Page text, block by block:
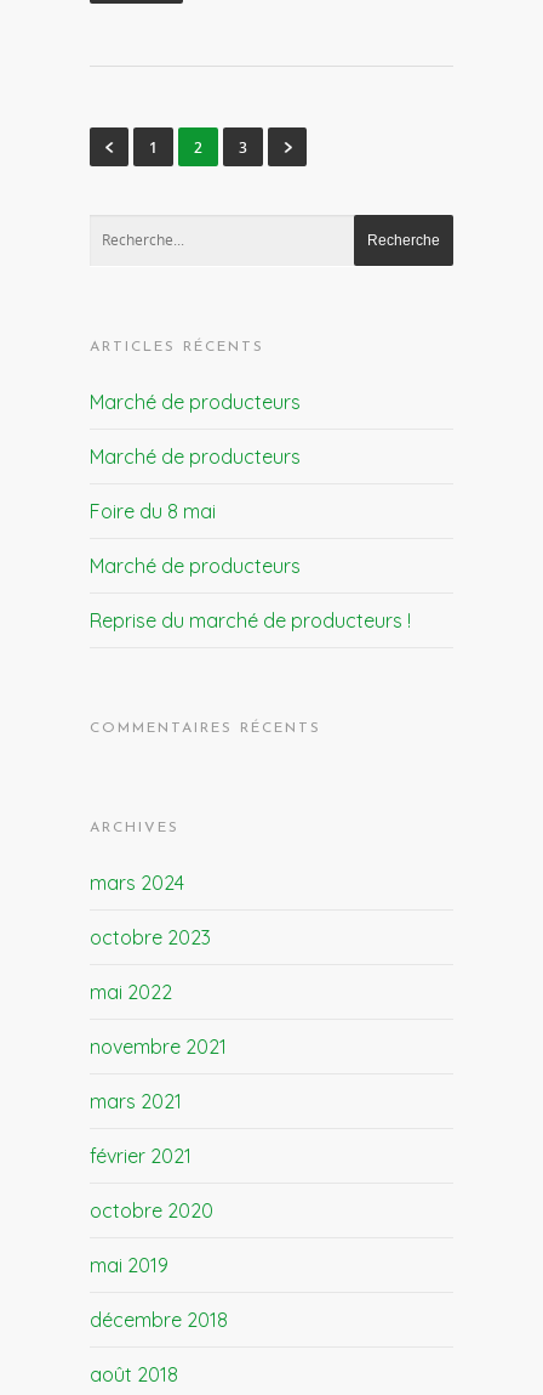
1 2 3
ARTICLES RÉCENTS
Marché de producteurs
Marché de producteurs
Foire du 8 mai
Marché de producteurs
Reprise du marché de producteurs !
COMMENTAIRES RÉCENTS
ARCHIVES
mars 2024
octobre 2023
mai 2022
novembre 2021
mars 2021
février 2021
octobre 2020
mai 2019
décembre 2018
août 2018